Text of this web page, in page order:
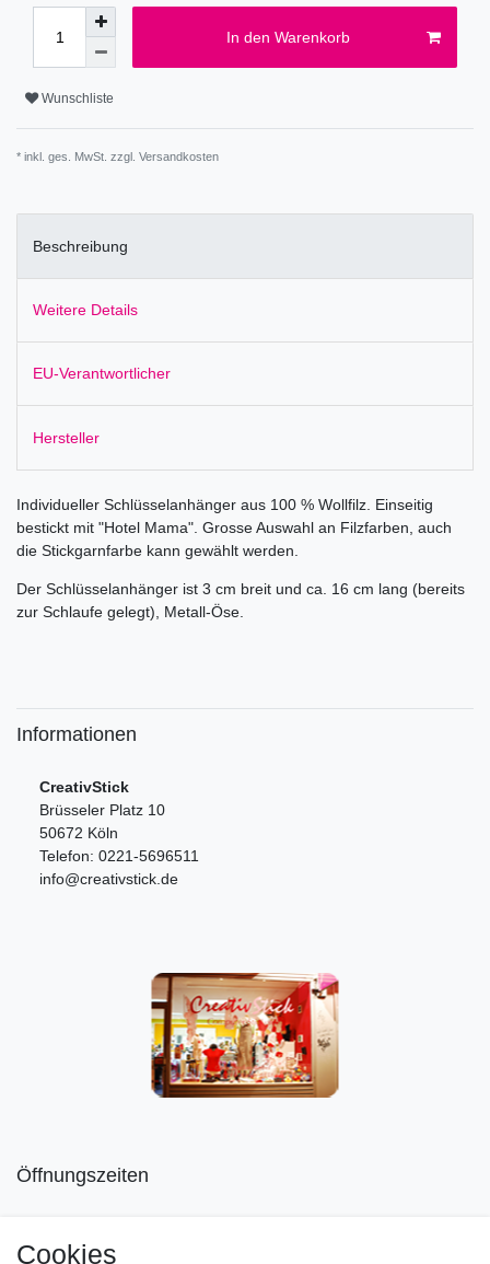
In den Warenkorb
Wunschliste
* inkl. ges. MwSt. zzgl. Versandkosten
Beschreibung
Weitere Details
EU-Verantwortlicher
Hersteller
Individueller Schlüsselanhänger aus 100 % Wollfilz. Einseitig
bestickt mit "Hotel Mama". Grosse Auswahl an Filzfarben, auch
die Stickgarnfarbe kann gewählt werden.
Der Schlüsselanhänger ist 3 cm breit und ca. 16 cm lang (bereits
zur Schlaufe gelegt), Metall-Öse.
Informationen
CreativStick
Brüsseler Platz 10
50672 Köln
Telefon: 0221-5696511
info@creativstick.de
Öffnungszeiten
Cookies